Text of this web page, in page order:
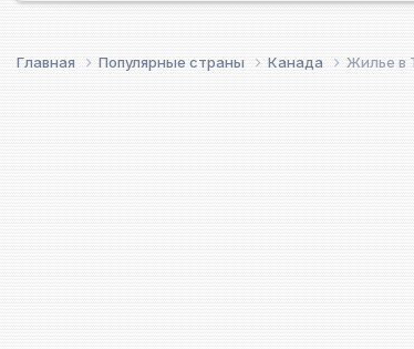
Главная Популярные страны Канада Жилье в